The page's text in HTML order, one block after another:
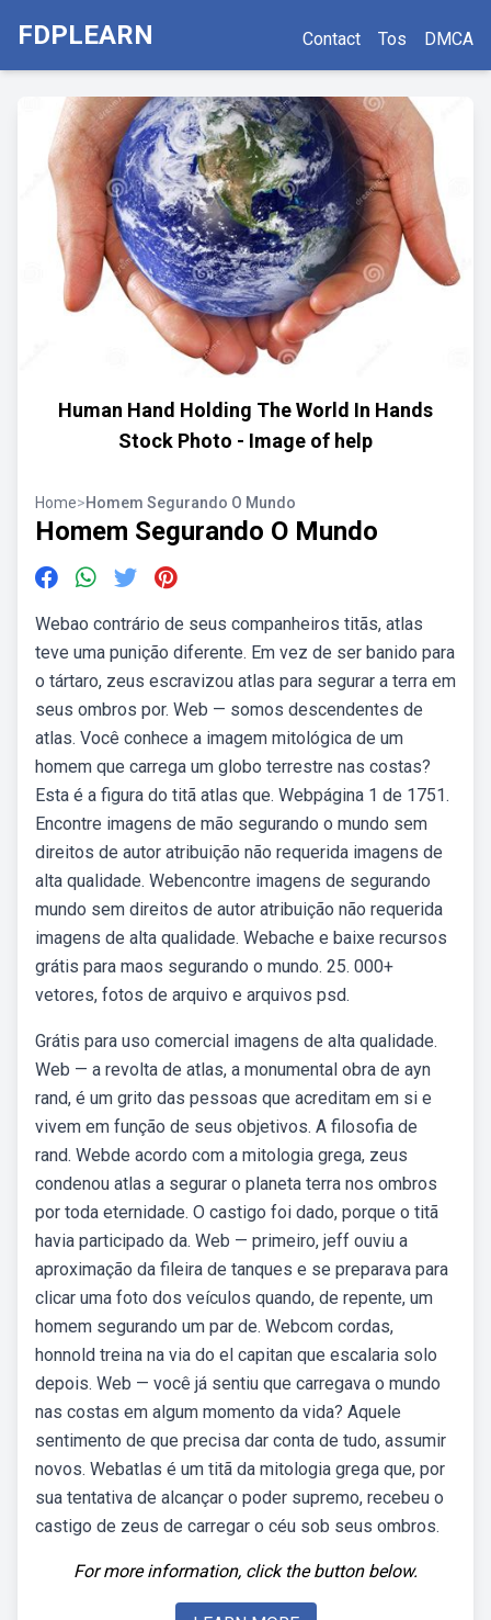
FDPLEARN Contact Tos DMCA
Human Hand Holding The World In Hands
Stock Photo - Image of help
Home>Homem Segurando O Mundo
Homem Segurando O Mundo
Webao contrário de seus companheiros titãs, atlas
teve uma punição diferente. Em vez de ser banido para
o tártaro, zeus escravizou atlas para segurar a terra em
seus ombros por. Web — somos descendentes de
atlas. Você conhece a imagem mitológica de um
homem que carrega um globo terrestre nas costas?
Esta é a figura do titã atlas que. Webpágina 1 de 1751.
Encontre imagens de mão segurando o mundo sem
direitos de autor atribuição não requerida imagens de
alta qualidade. Webencontre imagens de segurando
mundo sem direitos de autor atribuição não requerida
imagens de alta qualidade. Webache e baixe recursos
grátis para maos segurando o mundo. 25. 000+
vetores, fotos de arquivo e arquivos psd.
Grátis para uso comercial imagens de alta qualidade.
Web — a revolta de atlas, a monumental obra de ayn
rand, é um grito das pessoas que acreditam em si e
vivem em função de seus objetivos. A filosofia de
rand. Webde acordo com a mitologia grega, zeus
condenou atlas a segurar o planeta terra nos ombros
por toda eternidade. O castigo foi dado, porque o titã
havia participado da. Web — primeiro, jeff ouviu a
aproximação da fileira de tanques e se preparava para
clicar uma foto dos veículos quando, de repente, um
homem segurando um par de. Webcom cordas,
honnold treina na via do el capitan que escalaria solo
depois. Web — você já sentiu que carregava o mundo
nas costas em algum momento da vida? Aquele
sentimento de que precisa dar conta de tudo, assumir
novos. Webatlas é um titã da mitologia grega que, por
sua tentativa de alcançar o poder supremo, recebeu o
castigo de zeus de carregar o céu sob seus ombros.
For more information, click the button below.